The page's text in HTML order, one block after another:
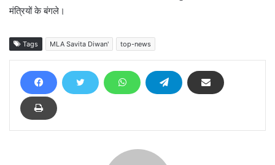
मंत्रियों के बंगले।
Tags MLA Savita Diwan' top-news